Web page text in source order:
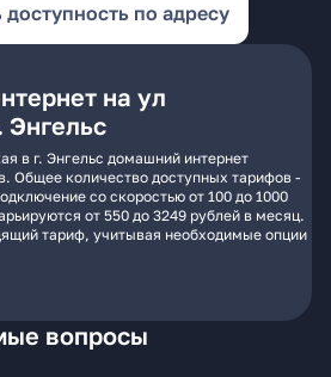
по адресу
на ул
Энгельс
в г. Энгельс домашний интернет
Общее количество доступных тарифов -
со скоростью от 100 до 1000
от 550 до 3249 рублей в месяц.
тариф, учитывая необходимые опции
вопросы